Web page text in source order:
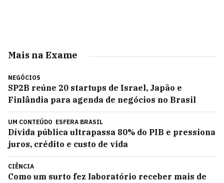
Mais na Exame
NEGÓCIOS
SP2B reúne 20 startups de Israel, Japão e
Finlândia para agenda de negócios no Brasil
UM CONTEÚDO ESFERA BRASIL
Dívida pública ultrapassa 80% do PIB e pressiona
juros, crédito e custo de vida
CIÊNCIA
Como um surto fez laboratório receber mais de